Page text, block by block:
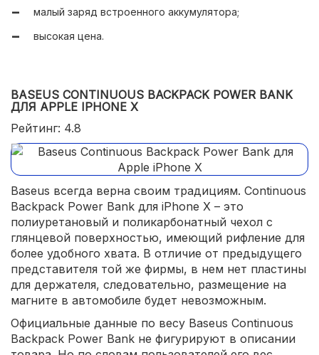
малый заряд встроенного аккумулятора;
высокая цена.
BASEUS CONTINUOUS BACKPACK POWER BANK
ДЛЯ APPLE IPHONE X
Рейтинг: 4.8
Baseus всегда верна своим традициям. Continuous
Backpack Power Bank для iPhone X – это
полиуретановый и поликарбонатный чехол с
глянцевой поверхностью, имеющий рифление для
более удобного хвата. В отличие от предыдущего
представителя той же фирмы, в нем нет пластины
для держателя, следовательно, размещение на
магните в автомобиле будет невозможным.
Официальные данные по весу Baseus Continuous
Backpack Power Bank не фигурируют в описании